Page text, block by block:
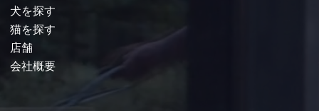
犬を探す
猫を探す
店舗
会社概要